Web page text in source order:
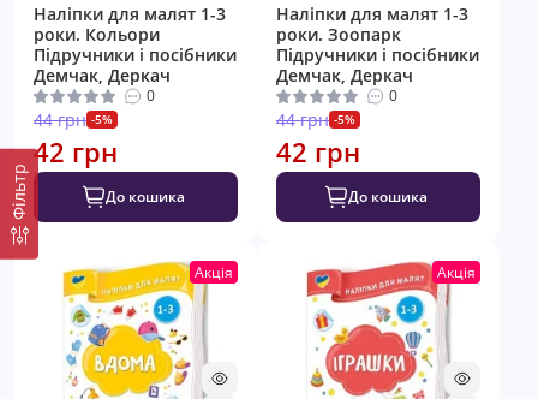
Фільтр
Наліпки для малят 1-3
роки. Кольори
Пiдручники i посiбники
Демчак, Деркач
0
44 грн -5%
42 грн
До кошика
Наліпки для малят 1-3
роки. Зоопарк
Пiдручники i посiбники
Демчак, Деркач
0
44 грн -5%
42 грн
До кошика
Акція Акція